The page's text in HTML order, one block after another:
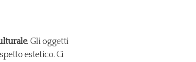
. Gli oggetti
estetico. Ci